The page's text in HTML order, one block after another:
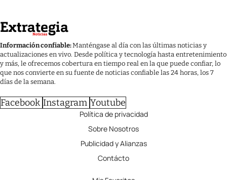
Información confiable:Manténgase al día con las últimas noticias y
actualizaciones en vivo. Desde política y tecnología hasta entretenimiento
y más, le ofrecemos cobertura en tiempo real en la que puede confiar, lo
que nos convierte en su fuente de noticias confiable las 24 horas, los 7
días de la semana.
Facebook Instagram Youtube
Política de privacidad
Sobre Nosotros
Publicidad y Alianzas
Contácto